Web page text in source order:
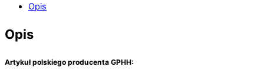
Opis
Opis
Artykuł polskiego producenta GPHH: